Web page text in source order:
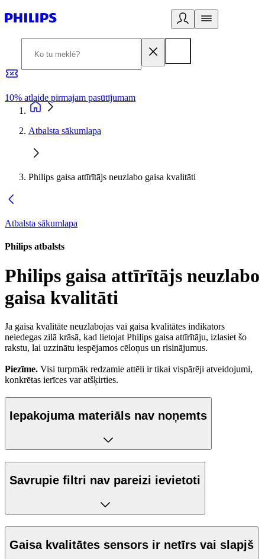
10% atlaide pirmajam pasūtījumam
Atbalsta sākumlapa
Philips gaisa attīrītājs neuzlabo gaisa kvalitāti
Atbalsta sākumlapa
Philips atbalsts
Philips gaisa attīrītājs neuzlabo
gaisa kvalitāti
Ja gaisa kvalitāte neuzlabojas vai gaisa kvalitātes indikators
neiedegas zilā krāsā, kad lietojat Philips gaisa attīrītāju, izlasiet šo
rakstu, lai uzzinātu iespējamos cēloņus un risinājumus.
Piezīme. Visi turpmāk redzamie attēli ir tikai vispārēji atveidojumi,
konkrētas ierīces var atšķirties.
Iepakojuma materiāls nav noņemts
Savrupie filtri nav pareizi ievietoti
Gaisa kvalitātes sensors ir netīrs vai slapjš